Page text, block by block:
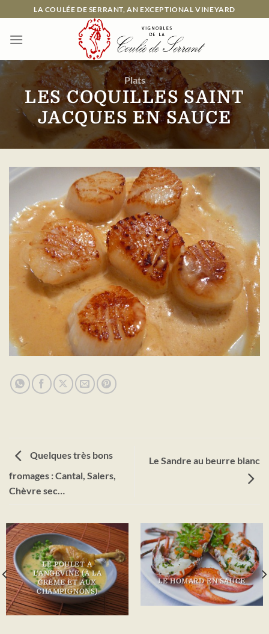
contenu
LA COULÉE DE SERRANT, AN EXCEPTIONAL VINEYARD
Plats
LES COQUILLES SAINT
JACQUES EN SAUCE
Quelques très bons
fromages : Cantal, Salers,
Chèvre sec…
Le Sandre au beurre blanc
LE POULET A
L’ANGEVINE (À LA
CRÈME ET AUX
CHAMPIGNONS)
LE HOMARD EN SAUCE